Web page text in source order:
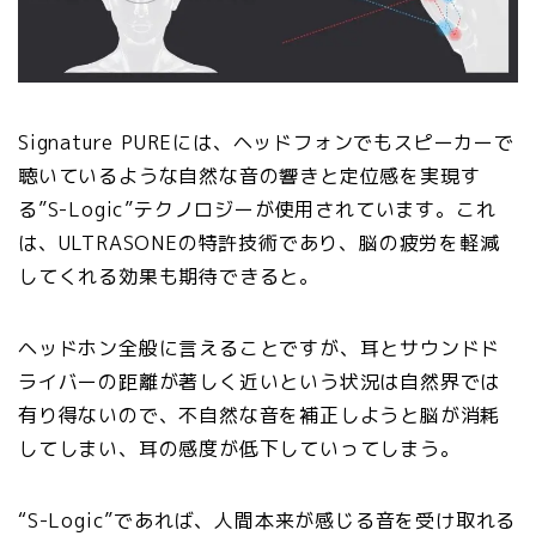
Signature PUREには、ヘッドフォンでもスピーカーで
聴いているような自然な音の響きと定位感を実現す
る”S-Logic”テクノロジーが使用されています。これ
は、ULTRASONEの特許技術であり、脳の疲労を軽減
してくれる効果も期待できると。
ヘッドホン全般に言えることですが、耳とサウンドド
ライバーの距離が著しく近いという状況は自然界では
有り得ないので、不自然な音を補正しようと脳が消耗
してしまい、耳の感度が低下していってしまう。
“S-Logic”であれば、人間本来が感じる音を受け取れる